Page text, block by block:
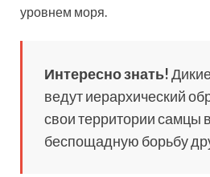
уровнем моря.
Интересно знать!
ведут иерархический
свои территории самцы
беспощадную борьбу